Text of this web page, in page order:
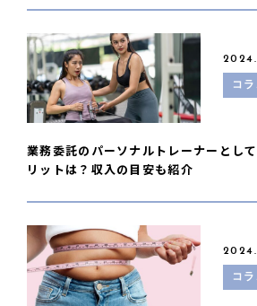
コ
業務委託のパーソナルトレーナーとし
リットは？収入の目安も紹介
コ